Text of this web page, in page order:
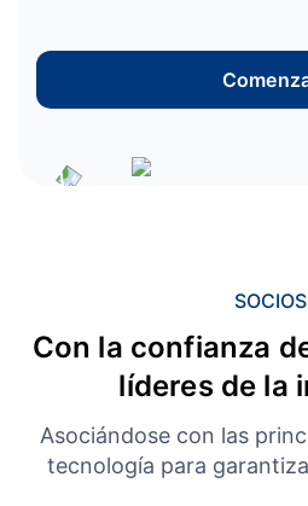
SOCIOS
Con la confianza
líderes de la
Asociándose con las
tecnología para